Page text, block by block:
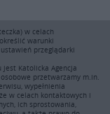
mogą pobierać
www.ekai.pl
(także framing i in.
KAI zabronione i
baz danych i
w celach
warunki
przeglądarki
Katolicka Agencja
przetwarzamy m.in.
wypełnienia
w celach kontaktowych i
ich sprostowania,